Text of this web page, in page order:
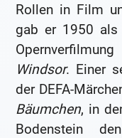
Rollen in Film
gab er 1950 als
Opernverfilmung
Windsor. Einer
der DEFA-
Bäumchen, in
Bodenstein